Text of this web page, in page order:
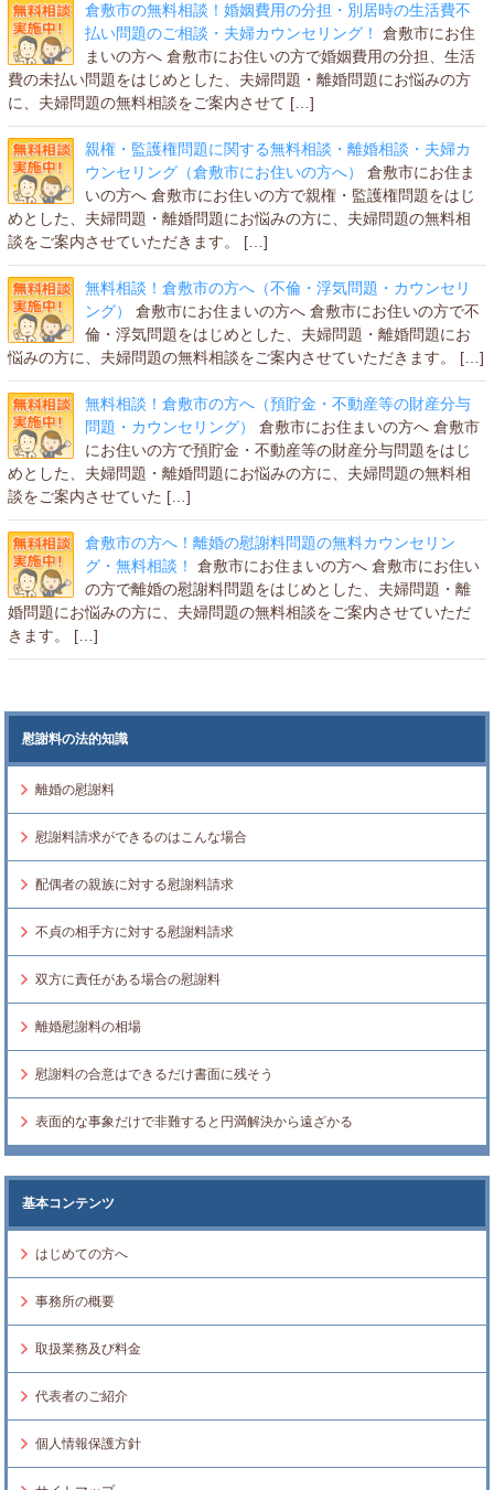
倉敷市の無料相談！婚姻費用の分担・別居時の生活費不
払い問題のご相談・夫婦カウンセリング！
倉敷市にお住
まいの方へ 倉敷市にお住いの方で婚姻費用の分担、生活
費の未払い問題をはじめとした、夫婦問題・離婚問題にお悩みの方
に、夫婦問題の無料相談をご案内させて […]
親権・監護権問題に関する無料相談・離婚相談・夫婦カ
ウンセリング（倉敷市にお住いの方へ）
倉敷市にお住ま
いの方へ 倉敷市にお住いの方で親権・監護権問題をはじ
めとした、夫婦問題・離婚問題にお悩みの方に、夫婦問題の無料相
談をご案内させていただきます。 […]
無料相談！倉敷市の方へ（不倫・浮気問題・カウンセリ
ング）
倉敷市にお住まいの方へ 倉敷市にお住いの方で不
倫・浮気問題をはじめとした、夫婦問題・離婚問題にお
悩みの方に、夫婦問題の無料相談をご案内させていただきます。 […]
無料相談！倉敷市の方へ（預貯金・不動産等の財産分与
問題・カウンセリング）
倉敷市にお住まいの方へ 倉敷市
にお住いの方で預貯金・不動産等の財産分与問題をはじ
めとした、夫婦問題・離婚問題にお悩みの方に、夫婦問題の無料相
談をご案内させていた […]
倉敷市の方へ！離婚の慰謝料問題の無料カウンセリン
グ・無料相談！
倉敷市にお住まいの方へ 倉敷市にお住い
の方で離婚の慰謝料問題をはじめとした、夫婦問題・離
婚問題にお悩みの方に、夫婦問題の無料相談をご案内させていただ
きます。 […]
慰謝料の法的知識
離婚の慰謝料
慰謝料請求ができるのはこんな場合
配偶者の親族に対する慰謝料請求
不貞の相手方に対する慰謝料請求
双方に責任がある場合の慰謝料
離婚慰謝料の相場
慰謝料の合意はできるだけ書面に残そう
表面的な事象だけで非難すると円満解決から遠ざかる
基本コンテンツ
はじめての方へ
事務所の概要
取扱業務及び料金
代表者のご紹介
個人情報保護方針